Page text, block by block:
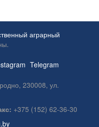
аграрный
Telegram
230008, ул.
+375 (152) 62-36-30